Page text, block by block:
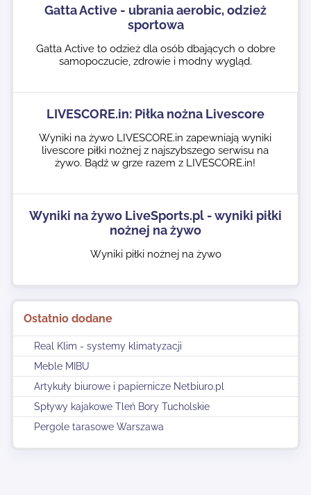
Ostatnio dodane
Real Klim - systemy klimatyzacji
Meble MIBU
Artykuły biurowe i papiernicze Netbiuro.pl
Spływy kajakowe Tleń Bory Tucholskie
Pergole tarasowe Warszawa
Gatta Active - ubrania aerobic, odzież
sportowa
Gatta Active to odzież dla osób dbających o dobre
samopoczucie, zdrowie i modny wygląd.
LIVESCORE.in: Piłka nożna Livescore
Wyniki na żywo LIVESCORE.in zapewniają wyniki
livescore piłki nożnej z najszybszego serwisu na
żywo. Bądź w grze razem z LIVESCORE.in!
Wyniki na żywo LiveSports.pl - wyniki piłki
nożnej na żywo
Wyniki piłki nożnej na żywo